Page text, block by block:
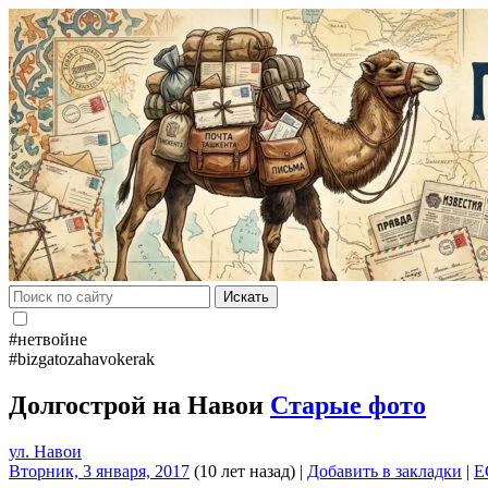
Искать
#нетвойне
#bizgatozahavokerak
Долгострой на Навои Старые фото
ул. Навои
Вторник, 3 января, 2017 (10 лет назад) | Добавить в закладки |